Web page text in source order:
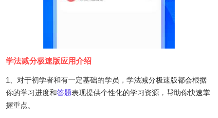
学法减分极速版应用介绍
1、对于初学者和有一定基础的学员，学法减分极速版都会根据
你的学习进度和答题表现提供个性化的学习资源，帮助你快速掌
握重点。